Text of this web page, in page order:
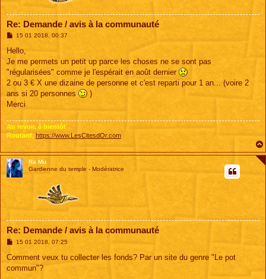
Re: Demande / avis à la communauté
M
s
a
g
e
15 01 2018, 00:37
Hello,
Je me permets un petit up parce les choses ne se sont pas
"régularisées" comme je l'espérait en août dernier
2 ou 3 € X une dizaine de personne et c'est reparti pour 1 an... (voire 2
ans si 20 personnes
)
Merci
Au revoir, à bientôt
Routard, https://www.LesCitesdOr.com
Ra Mu
Gardienne du temple - Modératrice
Re: Demande / avis à la communauté
M
s
a
15 01 2018, 07:25
Comment veux tu collecter les fonds? Par un site du genre "Le pot
commun"?